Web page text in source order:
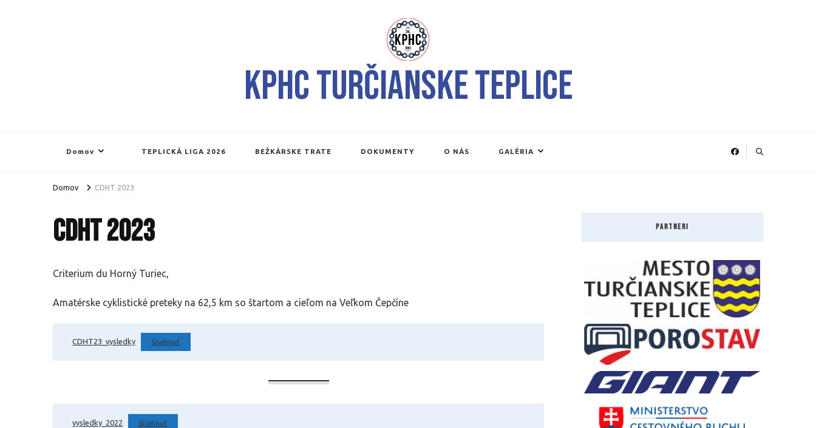
KPHC Turčianske Teplice
Domov TEPLICKÁ LIGA 2026 BEŽKÁRSKE TRATE DOKUMENTY O NÁS GALÉRIA
Domov CDHT 2023
CDHT 2023
Criterium du Horný Turiec,
Amatérske cyklistické preteky na 62,5 km so štartom a cieľom na Veľkom Čepčíne
CDHT23_vysledky Stiahnuť
vysledky_2022 Stiahnuť
PARTNERI